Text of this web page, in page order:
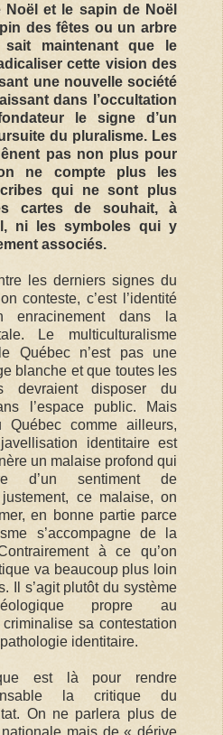
et le sapin de Noël
des fêtes ou un arbre
maintenant que le
cette vision des
une nouvelle société
dans l’occultation
le signe d’un
du pluralisme. Les
pas non plus pour
ne compte plus les
qui ne sont plus
cartes de souhait, à
ni les symboles qui y
associés.
les derniers signes du
conteste, c’est l’identité
enracinement dans la
Le multiculturalisme
Québec n’est pas une
blanche et que toutes les
devraient disposer du
l’espace public. Mais
comme ailleurs,
identitaire est
un malaise profond qui
d’un sentiment de
ce malaise, on
en bonne partie parce
s’accompagne de la
à ce qu’on
va beaucoup plus loin
Il s’agit plutôt du système
propre au
sa contestation
identitaire.
est là pour rendre
la critique du
On ne parlera plus de
mais de « dérive